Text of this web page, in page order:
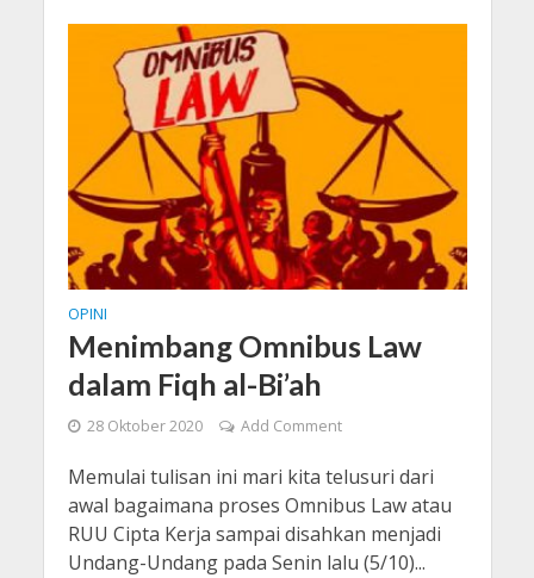
OPINI
Menimbang Omnibus Law
dalam Fiqh al-Bi’ah
28 Oktober 2020 Add Comment
Memulai tulisan ini mari kita telusuri dari
awal bagaimana proses Omnibus Law atau
RUU Cipta Kerja sampai disahkan menjadi
Undang-Undang pada Senin lalu (5/10)...